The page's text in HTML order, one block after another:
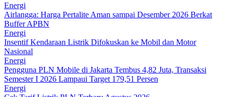
Energi
Airlangga: Harga Pertalite Aman sampai Desember 2026 Berkat
Buffer APBN
Energi
Insentif Kendaraan Listrik Difokuskan ke Mobil dan Motor
Nasional
Energi
Pengguna PLN Mobile di Jakarta Tembus 4,82 Juta, Transaksi
Semester I 2026 Lampaui Target 179,51 Persen
Energi